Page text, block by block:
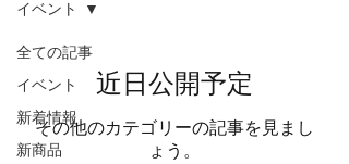
全ての記事
イベント
新着情報
新商品
イベント
近日公開予定
その他のカテゴリーの記事を見まし
ょう。